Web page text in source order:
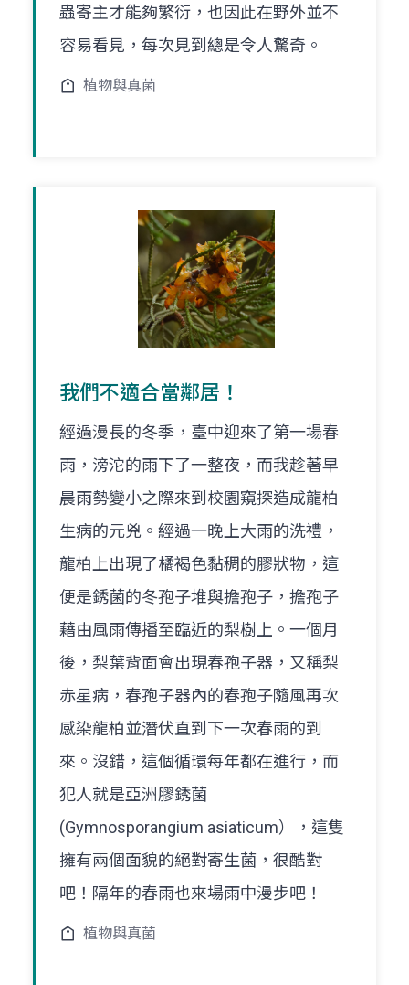
蟲寄主才能夠繁衍，也因此在野外並不
容易看見，每次見到總是令人驚奇。
植物與真菌
我們不適合當鄰居！
經過漫長的冬季，臺中迎來了第一場春
雨，滂沱的雨下了一整夜，而我趁著早
晨雨勢變小之際來到校園窺探造成龍柏
生病的元兇。經過一晚上大雨的洗禮，
龍柏上出現了橘褐色黏稠的膠狀物，這
便是銹菌的冬孢子堆與擔孢子，擔孢子
藉由風雨傳播至臨近的梨樹上。一個月
後，梨葉背面會出現春孢子器，又稱梨
赤星病，春孢子器內的春孢子隨風再次
感染龍柏並潛伏直到下一次春雨的到
來。沒錯，這個循環每年都在進行，而
犯人就是亞洲膠銹菌
(Gymnosporangium asiaticum），這隻
擁有兩個面貌的絕對寄生菌，很酷對
吧！隔年的春雨也來場雨中漫步吧！
植物與真菌